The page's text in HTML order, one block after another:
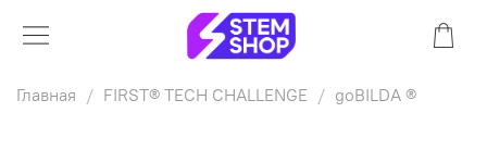
Главная FIRST® TECH CHALLENGE goBILDA ®